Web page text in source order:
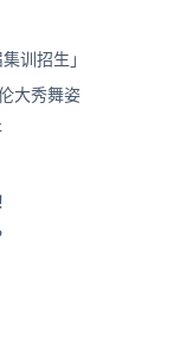
训招生」
大秀舞姿